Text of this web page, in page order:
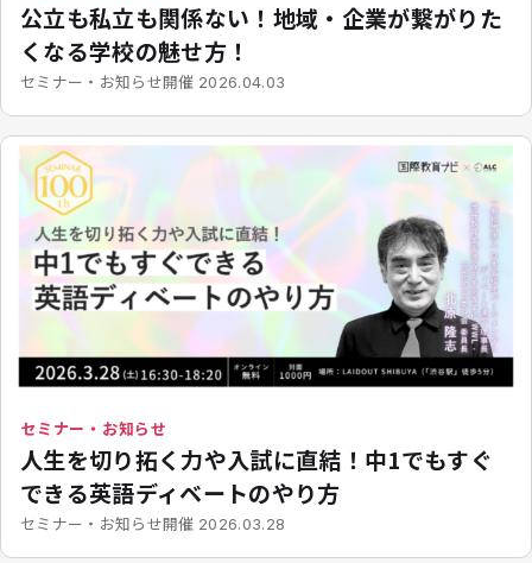
公立も私立も関係ない！地域・企業が繋がりた
くなる学校の魅せ方！
セミナー・お知らせ開催 2026.04.03
セミナー・お知らせ
人生を切り拓く力や入試に直結！中1でもすぐ
できる英語ディベートのやり方
セミナー・お知らせ開催 2026.03.28